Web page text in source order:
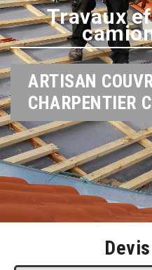
Travaux
ARTISAN
CHARPENTIER